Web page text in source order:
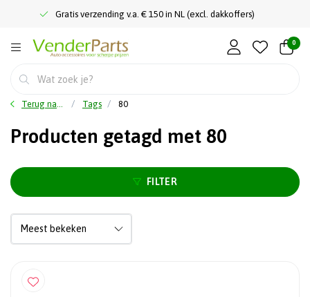
Gratis verzending v.a. € 150 in NL (excl. dakkoffers)
0
Terug naar home Tags 80
Producten getagd met 80
FILTER